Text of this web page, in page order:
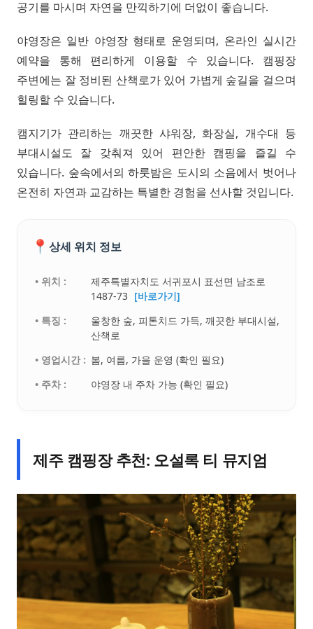
공기를 마시며 자연을 만끽하기에 더없이 좋습니다.
야영장은 일반 야영장 형태로 운영되며, 온라인 실시간
예약을 통해 편리하게 이용할 수 있습니다. 캠핑장
주변에는 잘 정비된 산책로가 있어 가볍게 숲길을 걸으며
힐링할 수 있습니다.
캠지기가 관리하는 깨끗한 샤워장, 화장실, 개수대 등
부대시설도 잘 갖춰져 있어 편안한 캠핑을 즐길 수
있습니다. 숲속에서의 하룻밤은 도시의 소음에서 벗어나
온전히 자연과 교감하는 특별한 경험을 선사할 것입니다.
📍 상세 위치 정보
• 위치 :
제주특별자치도 서귀포시 표선면 남조로
1487-73 [바로가기]
• 특징 :
울창한 숲, 피톤치드 가득, 깨끗한 부대시설,
산책로
• 영업시간 : 봄, 여름, 가을 운영 (확인 필요)
• 주차 :
야영장 내 주차 가능 (확인 필요)
제주 캠핑장 추천: 오설록 티 뮤지엄